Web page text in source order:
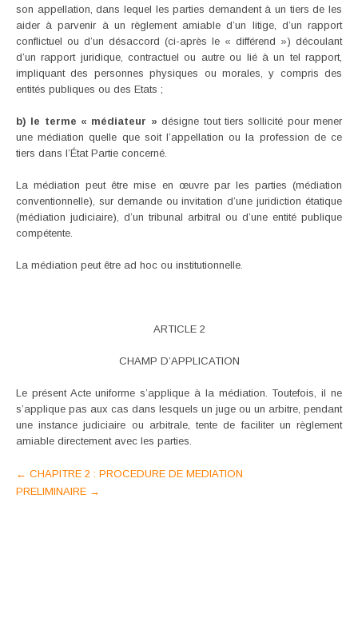
son appellation, dans lequel les parties demandent à un tiers de les
aider à parvenir à un règlement amiable d’un litige, d’un rapport
conflictuel ou d’un désaccord (ci-après le « différend ») découlant
d’un rapport juridique, contractuel ou autre ou lié à un tel rapport,
impliquant des personnes physiques ou morales, y compris des
entités publiques ou des Etats ;
b) le terme « médiateur » désigne tout tiers sollicité pour mener
une médiation quelle que soit l’appellation ou la profession de ce
tiers dans l’État Partie concerné.
La médiation peut être mise en œuvre par les parties (médiation
conventionnelle), sur demande ou invitation d’une juridiction étatique
(médiation judiciaire), d’un tribunal arbitral ou d’une entité publique
compétente.
La médiation peut être ad hoc ou institutionnelle.
ARTICLE 2
CHAMP D’APPLICATION
Le présent Acte uniforme s’applique à la médiation. Toutefois, il ne
s’applique pas aux cas dans lesquels un juge ou un arbitre, pendant
une instance judiciaire ou arbitrale, tente de faciliter un règlement
amiable directement avec les parties.
Post
navigation
← CHAPITRE 2 : PROCEDURE DE MEDIATION
PRELIMINAIRE →